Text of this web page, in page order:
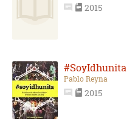
2015
#SoyIdhunita
Pablo Reyna
2015